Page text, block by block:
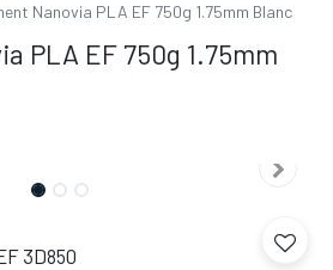
Nanovia PLA EF 750g 1.75mm Blanc
PLA EF 750g 1.75mm
3D850